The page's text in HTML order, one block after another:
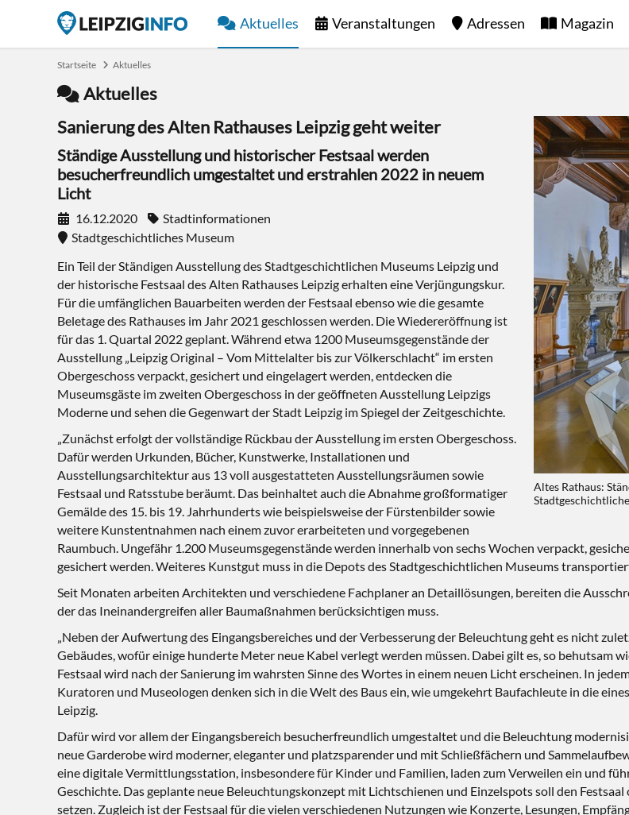
Aktuelles Veranstaltungen Adressen Magazin
Startseite Aktuelles
Aktuelles
Altes Rathaus:
Sanierung des Alten Rathauses Leipzig geht weiter
Ständige Ausstellung und historischer Festsaal werden
besucherfreundlich umgestaltet und erstrahlen 2022 in neuem
Licht
16.12.2020
Stadtinformationen
Stadtgeschichtliches Museum
Ein Teil der Ständigen Ausstellung des Stadtgeschichtlichen Museums Leipzig und
der historische Festsaal des Alten Rathauses Leipzig erhalten eine Verjüngungskur.
Für die umfänglichen Bauarbeiten werden der Festsaal ebenso wie die gesamte
Beletage des Rathauses im Jahr 2021 geschlossen werden. Die Wiedereröffnung ist
für das 1. Quartal 2022 geplant. Während etwa 1200 Museumsgegenstände der
Ausstellung „Leipzig Original – Vom Mittelalter bis zur Völkerschlacht“ im ersten
Obergeschoss verpackt, gesichert und eingelagert werden, entdecken die
Museumsgäste im zweiten Obergeschoss in der geöffneten Ausstellung Leipzigs
Moderne und sehen die Gegenwart der Stadt Leipzig im Spiegel der Zeitgeschichte.
„Zunächst erfolgt der vollständige Rückbau der Ausstellung im ersten Obergeschoss.
Dafür werden Urkunden, Bücher, Kunstwerke, Installationen und
Ausstellungsarchitektur aus 13 voll ausgestatteten Ausstellungsräumen sowie
Festsaal und Ratsstube beräumt. Das beinhaltet auch die Abnahme großformatiger
Gemälde des 15. bis 19. Jahrhunderts wie beispielsweise der Fürstenbilder sowie
weitere Kunstentnahmen nach einem zuvor erarbeiteten und vorgegebenen
Raumbuch. Ungefähr 1.200 Museumsgegenstände werden innerhalb von sechs Wochen verpackt,
gesichert werden. Weiteres Kunstgut muss in die Depots des Stadtgeschichtlichen Museums
Seit Monaten arbeiten Architekten und verschiedene Fachplaner an Detaillösungen, bereiten die
der das Ineinandergreifen aller Baumaßnahmen berücksichtigen muss.
„Neben der Aufwertung des Eingangsbereiches und der Verbesserung der Beleuchtung geht es nicht
Gebäudes, wofür einige hunderte Meter neue Kabel verlegt werden müssen. Dabei gilt es, so behutsam
Festsaal wird nach der Sanierung im wahrsten Sinne des Wortes in einem neuen Licht erscheinen. In
Kuratoren und Museologen denken sich in die Welt des Baus ein, wie umgekehrt Baufachleute in die
Leipzig.
Dafür wird vor allem der Eingangsbereich besucherfreundlich umgestaltet und die Beleuchtung
neue Garderobe wird moderner, eleganter und platzsparender und mit Schließfächern und
eine digitale Vermittlungsstation, insbesondere für Kinder und Familien, laden zum Verweilen ein und
Geschichte. Das geplante neue Beleuchtungskonzept mit Lichtschienen und Einzelspots soll den
setzen. Zugleich ist der Festsaal für die vielen verschiedenen Nutzungen wie Konzerte, Lesungen,